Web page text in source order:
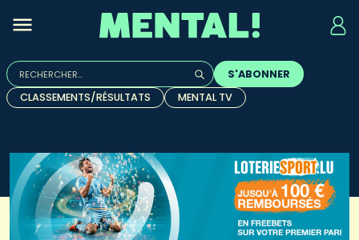
Rechercher :
Quand les résultats de l'auto-complétion sont
S'ABONNER
CLASSEMENTS/RÉSULTATS
MENTAL TV